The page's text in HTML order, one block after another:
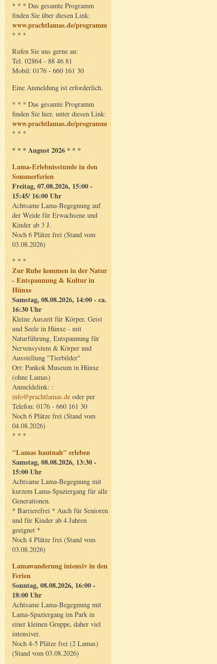
* * * Das gesamte Programm
finden Sie über diesen Link:
www.prachtlamas.de/programm
* * *
Rufen Sie uns gerne an:
Tel. 02864 - 88 46 81
Mobil: 0176 - 660 161 30
Eine Anmeldung ist erforderlich.
* * * Das gesamte Programm
finden Sie hier, unter diesen Link:
www.prachtlamas.de/programm
* * *
* * * August 2026 * * *
Lama-Erlebnisstunde in den
Sommerferien
Freitag, 07.08.2026, 15:00 -
15:45/ 16:00 Uhr
Achtsame Lama-Begegnung auf
der Weide für Erwachsene und
Kinder ab 3 J.
Noch 6 Plätze frei (Stand vom
03.08.2026)
* * *
Zur Ruhe kommen in der Natur
- Entspannung & Kultur in
Hünxe
Samstag, 08.08.2026, 14:00 - ca.
16:30 Uhr
Kleine Auszeit für Körper, Geist
und Seele in Hünxe - mit
Naturführung, Entspannung für
Nervensystem & Körper und
Ausstellung "Tierbilder"
Ort: Pankok Museum in Hünxe
(ohne Lamas)
Anmeldelink: :
info@prachtlamas.de oder per
Telefon: 0176 - 660 161 30
Noch 6 Plätze frei (Stand vom
04.08.2026)
* * *
"Lamas hautnah" erleben
Samstag, 08.08.2026, 13:30 -
15:00 Uhr
Achtsame Lama-Begegnung mit
kurzem Lama-Spaziergang für alle
Generationen.
* Barrierefrei * Auch für Senioren
und für Kinder ab 4 Jahren
geeignet *
Noch 4 Plätze frei (Stand vom
03.08.2026)
Lamawanderung intensiv in den
Ferien
Sonntag, 08.08.2026, 16:00 -
18:00 Uhr
Achtsame Lama-Begegnung mit
Lama-Spaziergang im Park in
einer kleinen Gruppe, daher viel
intensiver.
Noch 4-5 Plätze frei (2 Lamas)
(Stand vom 03.08.2026)